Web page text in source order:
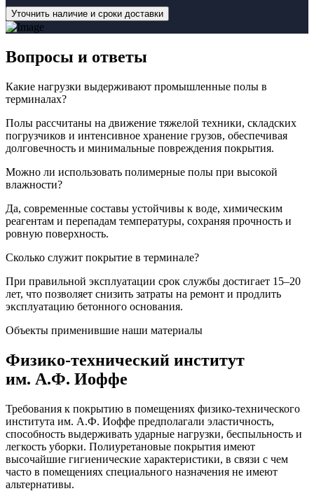
Уточнить наличие и сроки доставки
Вопросы и ответы
Какие нагрузки выдерживают промышленные полы в
терминалах?
Полы рассчитаны на движение тяжелой техники, складских
погрузчиков и интенсивное хранение грузов, обеспечивая
долговечность и минимальные повреждения покрытия.
Можно ли использовать полимерные полы при высокой
влажности?
Да, современные составы устойчивы к воде, химическим
реагентам и перепадам температуры, сохраняя прочность и
ровную поверхность.
Сколько служит покрытие в терминале?
При правильной эксплуатации срок службы достигает 15–20
лет, что позволяет снизить затраты на ремонт и продлить
эксплуатацию бетонного основания.
Объекты применившие наши материалы
Физико-технический институт
им. А.Ф. Иоффе
Требования к покрытию в помещениях физико-технического
института им. А.Ф. Иоффе предполагали эластичность,
способность выдерживать ударные нагрузки, беспыльность и
легкость уборки. Полиуретановые покрытия имеют
высочайшие гигиенические характеристики, в связи с чем
часто в помещениях специального назначения не имеют
альтернативы.